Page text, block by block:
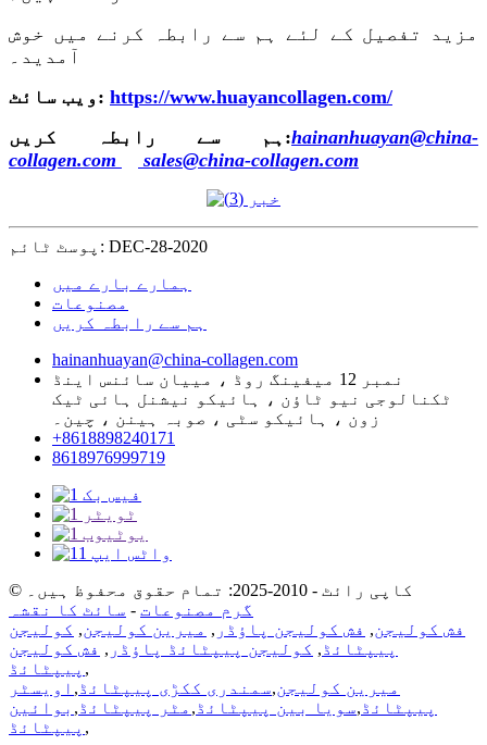
مزید تفصیل کے لئے ہم سے رابطہ کرنے میں خوش
آمدید۔
ویب سائٹ: https://www.huayancollagen.com/
ہم سے رابطہ کریں:hainanhuayan@china-
collagen.com
sales@china-collagen.com
پوسٹ ٹائم: DEC-28-2020
ہمارے بارے میں
مصنوعات
ہم سے رابطہ کریں
hainanhuayan@china-collagen.com
نمبر 12 میفینگ روڈ ، مییان سائنس اینڈ
ٹکنالوجی نیو ٹاؤن ، ہائیکو نیشنل ہائی ٹیک
زون ، ہائیکو سٹی ، صوبہ ہینن ، چین۔
+8618898240171
8618976999719
© کاپی رائٹ - 2010-2025: تمام حقوق محفوظ ہیں۔
گرم مصنوعات - سائٹ کا نقشہ
فش کولیجن, فش کولیجن پاؤڈر , میرین کولیجن, کولیجن
پیپٹائڈ , کولیجن پیپٹائڈ پاؤڈر , فش کولیجن
پیپٹائڈ ,
میرین کولیجن,سمندری ککڑی پیپٹائڈ , اویسٹر
پیپٹائڈ ,سویا بین پیپٹائڈ , مٹر پیپٹائڈ , بوائین
پیپٹائڈ ,